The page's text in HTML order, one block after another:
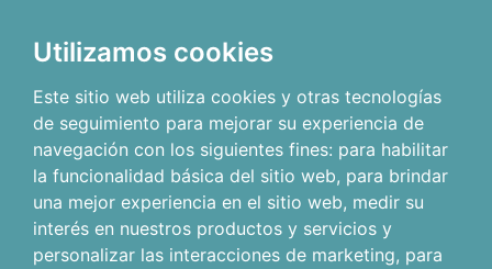
Utilizamos cookies
Este sitio web utiliza cookies y otras tecnologías
de seguimiento para mejorar su experiencia de
navegación con los siguientes fines: para habilitar
la funcionalidad básica del sitio web, para brindar
una mejor experiencia en el sitio web, medir su
interés en nuestros productos y servicios y
personalizar las interacciones de marketing, para